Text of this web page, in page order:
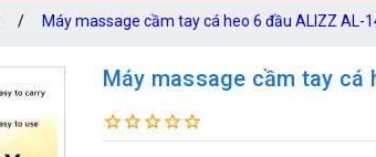
/ Máy massage cầm tay cá heo 6 đầu ALIZZ AL-
Máy massage cầm tay cá